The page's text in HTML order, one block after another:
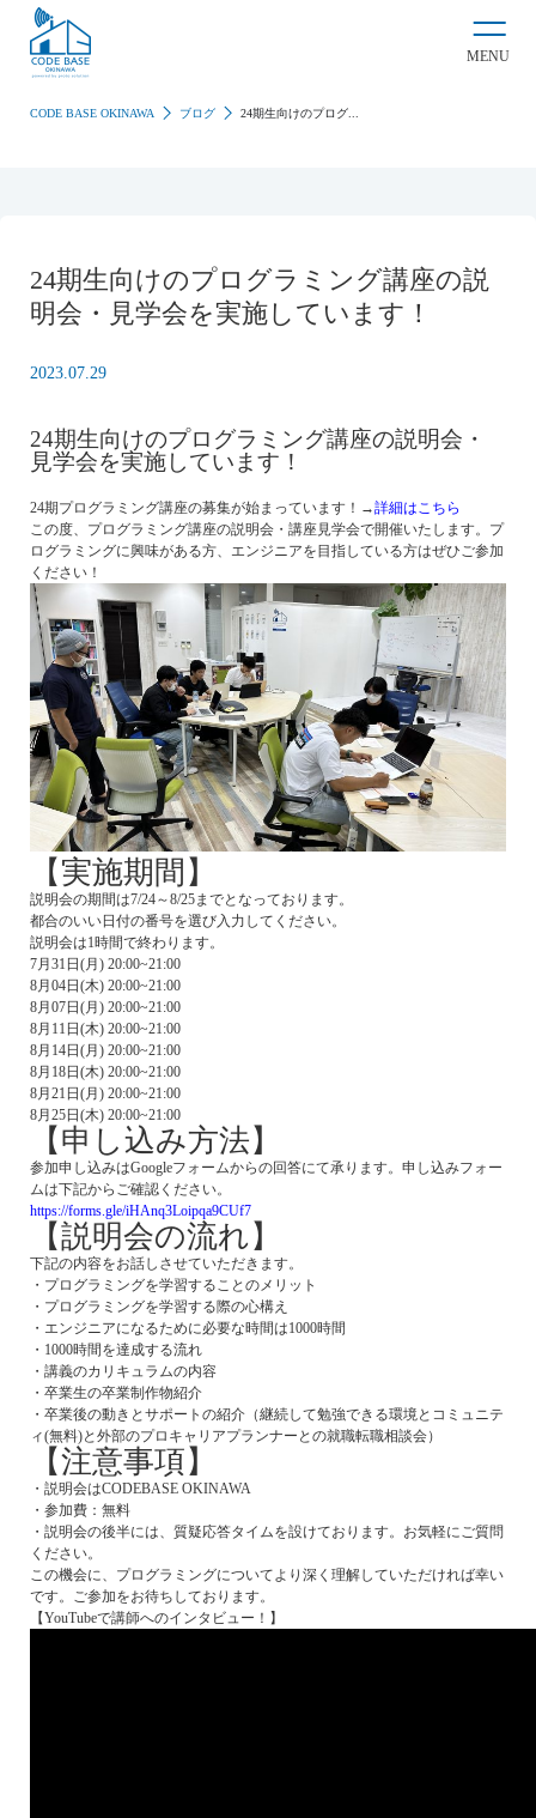
MENU
CODE BASE OKINAWA ブログ 24期生向けのプログ...
24期生向けのプログラミング講座の説
明会・見学会を実施しています！
2023.07.29
24期生向けのプログラミング講座の説明会・
見学会を実施しています！
24期プログラミング講座の募集が始まっています！→詳細はこちら
この度、プログラミング講座の説明会・講座見学会で開催いたします。プ
ログラミングに興味がある方、エンジニアを目指している方はぜひご参加
ください！
【実施期間】
説明会の期間は7/24～8/25までとなっております。
都合のいい日付の番号を選び入力してください。
説明会は1時間で終わります。
7月31日(月) 20:00~21:00
8月04日(木) 20:00~21:00
8月07日(月) 20:00~21:00
8月11日(木) 20:00~21:00
8月14日(月) 20:00~21:00
8月18日(木) 20:00~21:00
8月21日(月) 20:00~21:00
8月25日(木) 20:00~21:00
【申し込み方法】
参加申し込みはGoogleフォームからの回答にて承ります。申し込みフォー
ムは下記からご確認ください。
https://forms.gle/iHAnq3Loipqa9CUf7
【説明会の流れ】
下記の内容をお話しさせていただきます。
・プログラミングを学習することのメリット
・プログラミングを学習する際の心構え
・エンジニアになるために必要な時間は1000時間
・1000時間を達成する流れ
・講義のカリキュラムの内容
・卒業生の卒業制作物紹介
・卒業後の動きとサポートの紹介（継続して勉強できる環境とコミュニテ
ィ(無料)と外部のプロキャリアプランナーとの就職転職相談会）
【注意事項】
・説明会はCODEBASE OKINAWA
・参加費：無料
・説明会の後半には、質疑応答タイムを設けております。お気軽にご質問
ください。
この機会に、プログラミングについてより深く理解していただければ幸い
です。ご参加をお待ちしております。
【YouTubeで講師へのインタビュー！】